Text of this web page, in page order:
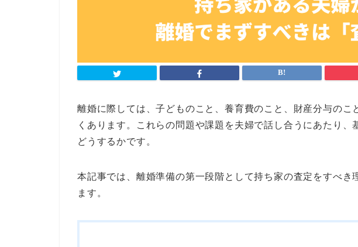
離婚に際しては、子どものこと、養育費のこと、財産分与の
くあります。これらの問題や課題を夫婦で話し合うにあたり、
どうするかです。
本記事では、離婚準備の第一段階として持ち家の査定をすべき
ます。